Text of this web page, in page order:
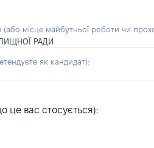
(або місце майбутньої роботи чи
РАДИ
як кандидат):
це вас стосується):